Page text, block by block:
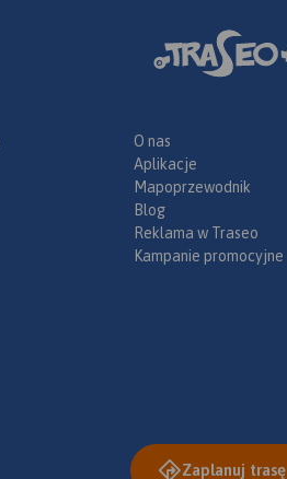
O nas
Aplikacje
Mapoprzewodnik
Blog
Reklama w Traseo
Kampanie promocyjne
Zaplanuj trasę